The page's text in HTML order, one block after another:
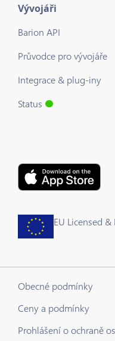
Vývojáři
Barion API
Průvodce pro vývojáře
Integrace & plug-iny
Status
EU Licensed
Obecné podmínky
Ceny a podmínky
Prohlášení o ochraně